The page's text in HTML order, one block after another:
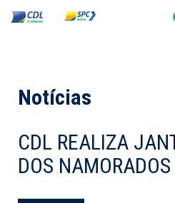
Notícias
CDL REALIZA
DOS NAMORADOS